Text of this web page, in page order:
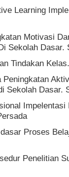
Learning
Motivasi
Sekolah
Tindakan
Peningkatan
Sekolah Dasar.
Proses
Penelitian